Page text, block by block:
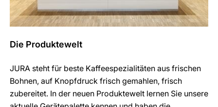
Die Produktewelt
JURA steht für beste Kaffeespezialitäten aus frischen
Bohnen, auf Knopfdruck frisch gemahlen, frisch
zubereitet. In der neuen Produktewelt lernen Sie unsere